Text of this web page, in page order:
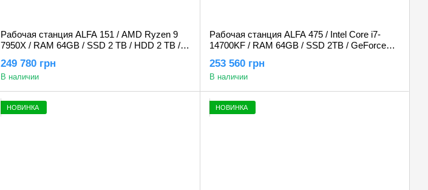
Рабочая станция ALFA 151 / AMD Ryzen 9
7950X / RAM 64GB / SSD 2 TB / HDD 2 TB /
249 780 грн
В наличии
Рабочая станция ALFA 475 / Intel Core i7-
14700KF / RAM 64GB / SSD 2TB / GeForce
253 560 грн
В наличии
НОВИНКА НОВИНКА